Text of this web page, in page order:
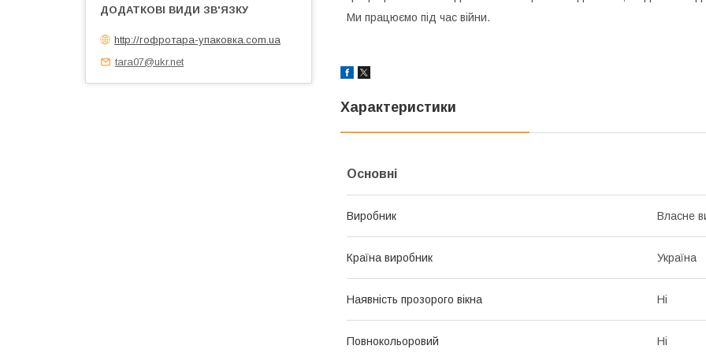
Ми працюємо під час війни.
Характеристики
Основні
Виробник Власне
Країна виробник Україна
Наявність прозорого вікна Ні
Повнокольоровий Ні
http://гофротара-упаковка.com.ua
tara07@ukr.net